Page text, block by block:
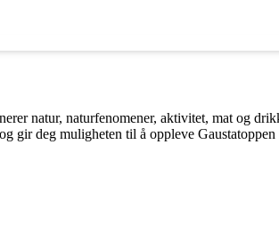
natur, naturfenomener, aktivitet, mat og
gir deg muligheten til å oppleve Gaustatoppen